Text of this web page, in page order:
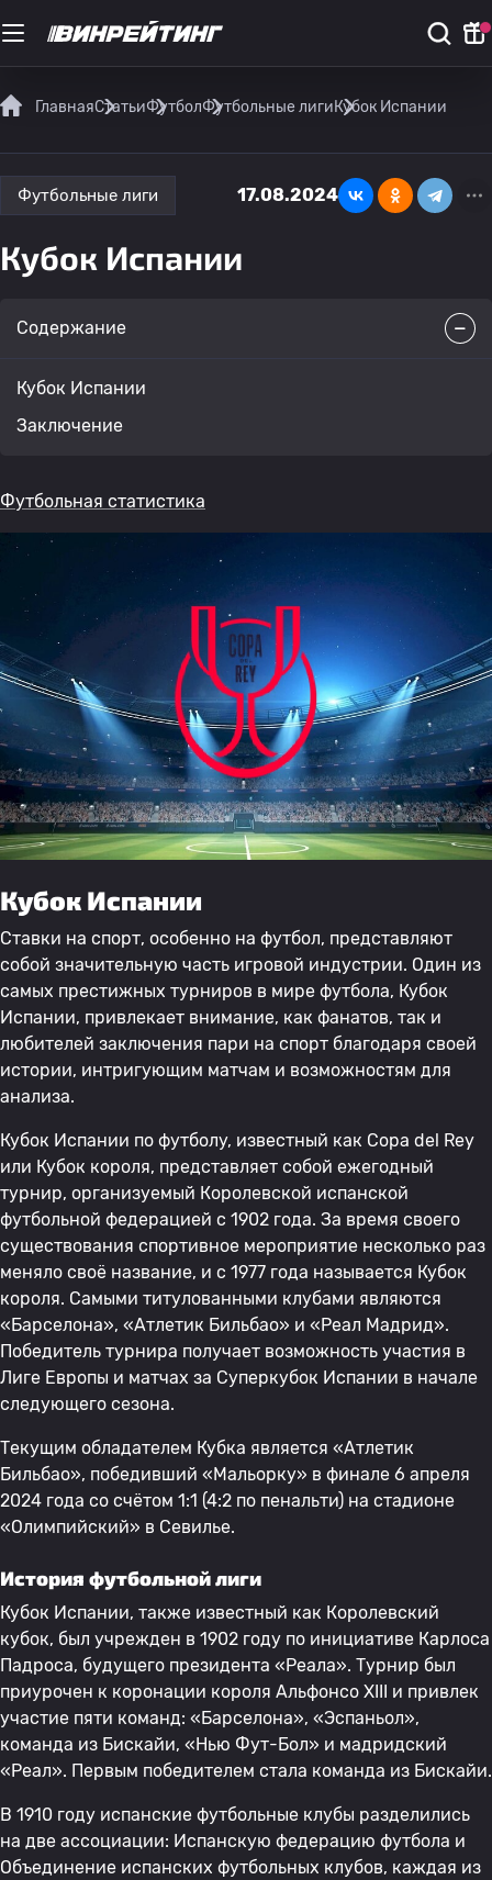
ГлавнаяСтатьиФутболФутбольные лигиКубок Испании
Футбольные лиги 17.08.2024
Кубок Испании
Содержание
Кубок Испании
Заключение
Футбольная статистика
Кубок Испании
Ставки на спорт, особенно на футбол, представляют
собой значительную часть игровой индустрии. Один из
самых престижных турниров в мире футбола, Кубок
Испании, привлекает внимание, как фанатов, так и
любителей заключения пари на спорт благодаря своей
истории, интригующим матчам и возможностям для
анализа.
Кубок Испании по футболу, известный как Copa del Rey
или Кубок короля, представляет собой ежегодный
турнир, организуемый Королевской испанской
футбольной федерацией с 1902 года. За время своего
существования спортивное мероприятие несколько раз
меняло своё название, и с 1977 года называется Кубок
короля. Самыми титулованными клубами являются
«Барселона», «Атлетик Бильбао» и «Реал Мадрид».
Победитель турнира получает возможность участия в
Лиге Европы и матчах за Суперкубок Испании в начале
следующего сезона.
Текущим обладателем Кубка является «Атлетик
Бильбао», победивший «Мальорку» в финале 6 апреля
2024 года со счётом 1:1 (4:2 по пенальти) на стадионе
«Олимпийский» в Севилье.
История футбольной лиги
Кубок Испании, также известный как Королевский
кубок, был учрежден в 1902 году по инициативе Карлоса
Падроса, будущего президента «Реала». Турнир был
приурочен к коронации короля Альфонсо XIII и привлек
участие пяти команд: «Барселона», «Эспаньол»,
команда из Бискайи, «Нью Фут-Бол» и мадридский
«Реал». Первым победителем стала команда из Бискайи.
В 1910 году испанские футбольные клубы разделились
на две ассоциации: Испанскую федерацию футбола и
Объединение испанских футбольных клубов, каждая из